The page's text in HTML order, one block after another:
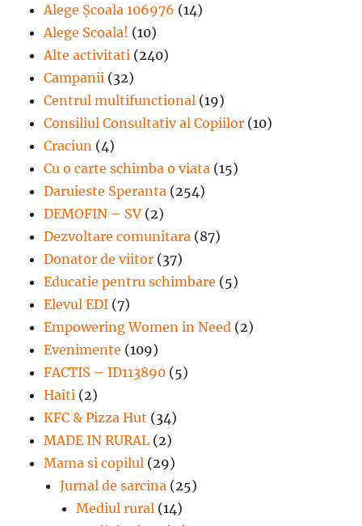
Alege Școala 106976 (14)
Alege Scoala! (10)
Alte activitati (240)
Campanii (32)
Centrul multifunctional (19)
Consiliul Consultativ al Copiilor (10)
Craciun (4)
Cu o carte schimba o viata (15)
Daruieste Speranta (254)
DEMOFIN – SV (2)
Dezvoltare comunitara (87)
Donator de viitor (37)
Educatie pentru schimbare (5)
Elevul EDI (7)
Empowering Women in Need (2)
Evenimente (109)
FACTIS – ID113890 (5)
Haiti (2)
KFC & Pizza Hut (34)
MADE IN RURAL (2)
Mama si copilul (29)
Jurnal de sarcina (25)
Mediul rural (14)